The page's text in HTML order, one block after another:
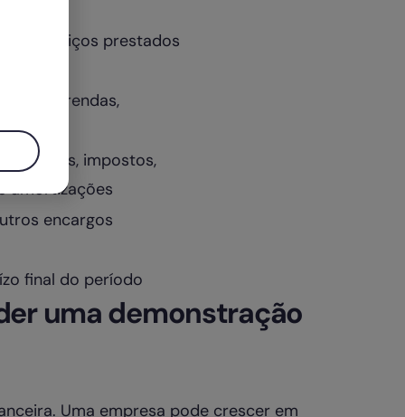
ou serviços prestados
rendas,
de juros, impostos,
amortizações
encargos
final do período
uma demonstração
Uma empresa pode crescer em